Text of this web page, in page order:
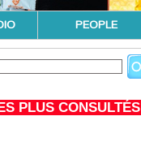
PEOPLE
PLUS CONSULTÉS